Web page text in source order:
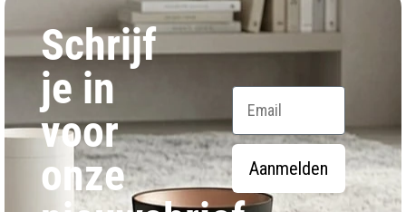
Schrijf
je in
voor
onze
Email
Aanmelden